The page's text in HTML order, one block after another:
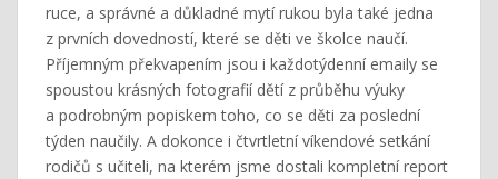
ruce, a správné a důkladné mytí rukou byla také jedna
z prvních dovedností, které se děti ve školce naučí.
Příjemným překvapením jsou i každotýdenní emaily se
spoustou krásných fotografií dětí z průběhu výuky
a podrobným popiskem toho, co se děti za poslední
týden naučily. A dokonce i čtvrtletní víkendové setkání
rodičů s učiteli, na kterém jsme dostali kompletní report